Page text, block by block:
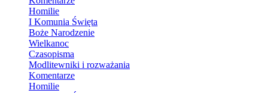
Homilie
I Komunia Święta
Boże Narodzenie
Wielkanoc
Czasopisma
Modlitewniki i rozważania
Komentarze
Homilie